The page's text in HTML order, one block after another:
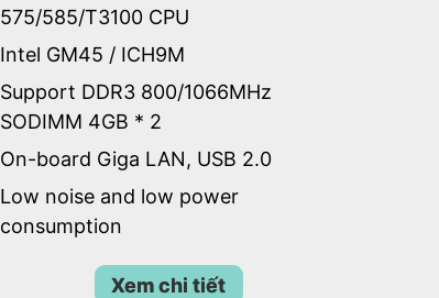
575/585/T3100 CPU
Intel GM45 / ICH9M
Support DDR3 800/1066MHz
SODIMM 4GB * 2
On-board Giga LAN, USB 2.0
Low noise and low power
consumption
Xem chi tiết